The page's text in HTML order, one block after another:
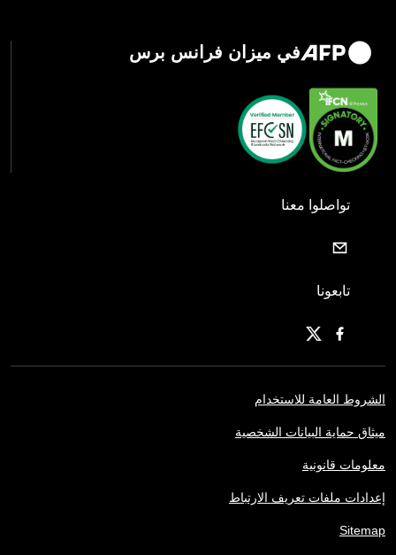
في ميزان فرانس برس
تواصلوا معنا
تابعونا
الشروط العامة للاستخدام
ميثاق حماية البيانات الشخصية
معلومات قانونية
إعدادات ملفات تعريف الارتباط
Sitemap